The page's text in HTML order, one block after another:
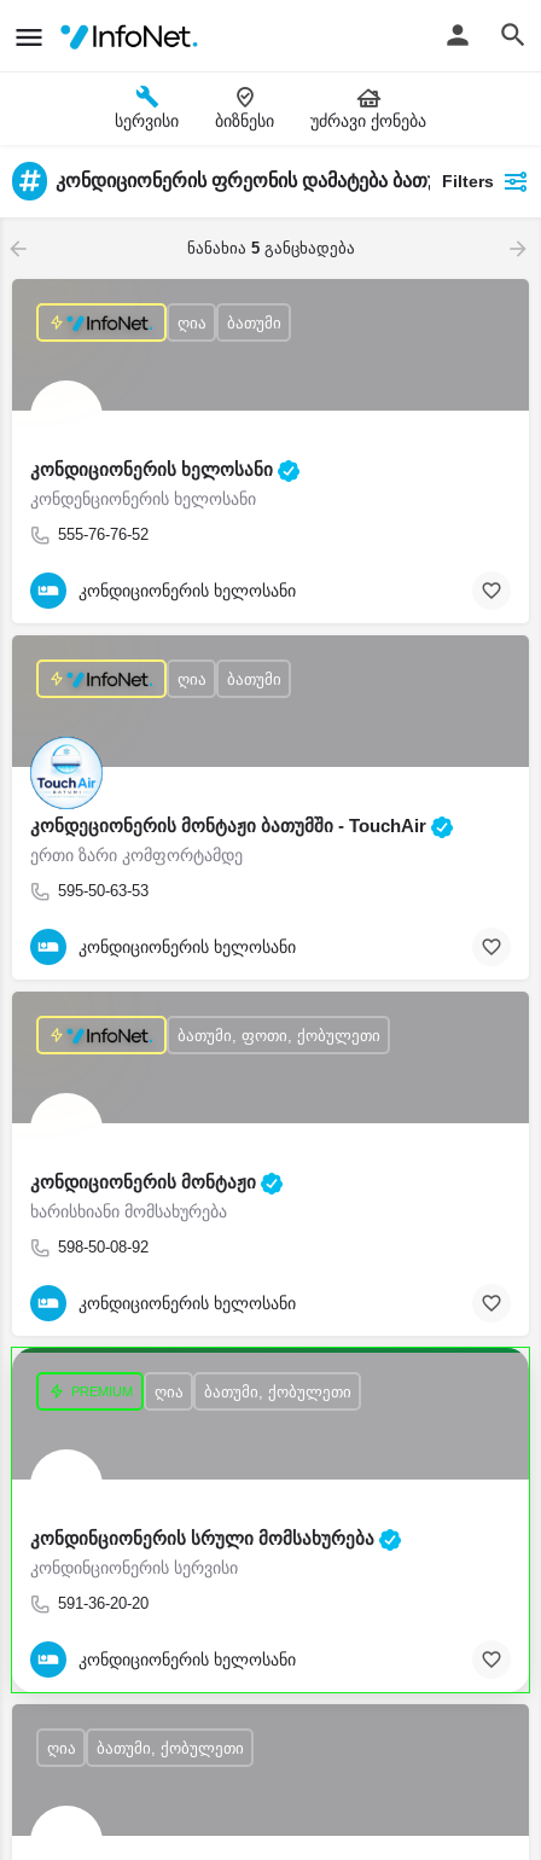
სერვისი ბიზნესი უძრავი ქონება
კონდიციონერის ფრეონის დამატება ბათუმშიFilters
ნანახია 5განცხადება
კონდიციონერის ხელოსანი
კონდენციონერის ხელოსანი
555-76-76-52
ღია ბათუმი
კონდიციონერის ხელოსანი
კონდეციონერის მონტაჟი ბათუმში - TouchAir
ერთი ზარი კომფორტამდე
595-50-63-53
ღია ბათუმი
კონდიციონერის ხელოსანი
კონდიციონერის მონტაჟი
ხარისხიანი მომსახურება
598-50-08-92
ბათუმი, ფოთი, ქობულეთი
კონდიციონერის ხელოსანი
კონდინციონერის სრული მომსახურება
კონდინციონერის სერვისი
591-36-20-20
ღია ბათუმი, ქობულეთი
კონდიციონერის ხელოსანი
ღია ბათუმი, ქობულეთი